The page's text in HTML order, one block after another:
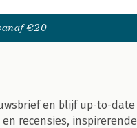
€20
en blijf up-to-date
recensies, inspirerende